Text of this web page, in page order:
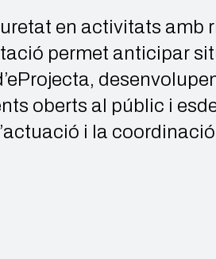
en activitats amb
permet anticipar
oberts al públic i
i la